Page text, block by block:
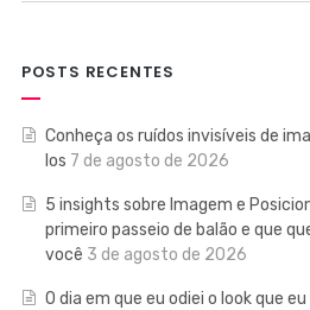
POSTS RECENTES
Conheça os ruídos invisíveis de
los 7 de agosto de 2026
5 insights sobre Imagem e
primeiro passeio de balão e que
você 3 de agosto de 2026
O dia em que eu odiei o look que eu